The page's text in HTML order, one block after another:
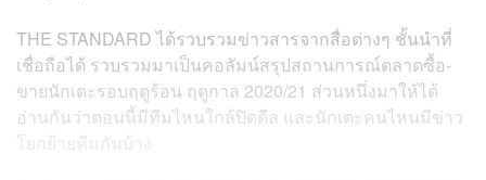
THE STANDARD ได้รวบรวมข่าวสารจากสื่อต่างๆ ชั้นนำที่
เชื่อถือได้ รวบรวมมาเป็นคอลัมน์สรุปสถานการณ์ตลาดซื้อ-
ขายนักเตะรอบฤดูร้อน ฤดูกาล 2020/21 ส่วนหนึ่งมาให้ได้
อ่านกันว่าตอนนี้มีทีมไหนใกล้ปิดดีล และนักเตะคนไหนมีข่าว
โยกย้ายทีมกันบ้าง